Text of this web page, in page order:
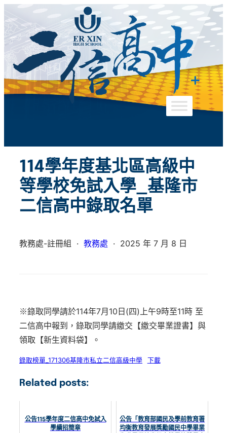
至
主
容
114學年度基北區高級中
等學校免試入學_基隆市
二信高中錄取名單
教務處-註冊組 · 教務處 · 2025 年 7 月 8 日
※錄取同學請於114年7月10日(四)上午9時至11時 至
二信高中報到，錄取同學請繳交【繳交畢業證書】與
領取【新生資料袋】。
錄取榜單_171306基隆市私立二信高級中學 下載
Related posts:
公告115學年度二信高中免試入
學續招簡章
公告「教育部國民及學前教育署
均衡教育發展獎勵國民中學畢業